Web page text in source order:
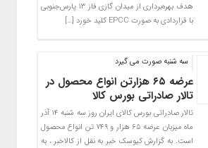
هدف بهره‌برداری از میدان گازی فاز ۱۳ پارس‌جنوبی
با قراردادی به صورت EPCC کلید خورد […]
سه شنبه صورت می گیرد
عرضه ۶۵ هزارتن انواع محصول در
تالار صادراتی بورس کالا
تالار صادراتی بورس کالای ایران روز سه شنبه ۱۴ آذر
ماه میزبان عرضه ۶۵ هزار و ۷۴۹ تن انواع محصول
است. به گزارش کیوسک خبر به نقل از کالاخبر ، به